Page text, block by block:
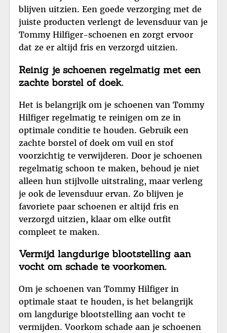
blijven uitzien. Een goede verzorging met de
juiste producten verlengt de levensduur van je
Tommy Hilfiger-schoenen en zorgt ervoor
dat ze er altijd fris en verzorgd uitzien.
Reinig je schoenen regelmatig met een
zachte borstel of doek.
Het is belangrijk om je schoenen van Tommy
Hilfiger regelmatig te reinigen om ze in
optimale conditie te houden. Gebruik een
zachte borstel of doek om vuil en stof
voorzichtig te verwijderen. Door je schoenen
regelmatig schoon te maken, behoud je niet
alleen hun stijlvolle uitstraling, maar verleng
je ook de levensduur ervan. Zo blijven je
favoriete paar schoenen er altijd fris en
verzorgd uitzien, klaar om elke outfit
compleet te maken.
Vermijd langdurige blootstelling aan
vocht om schade te voorkomen.
Om je schoenen van Tommy Hilfiger in
optimale staat te houden, is het belangrijk
om langdurige blootstelling aan vocht te
vermijden. Voorkom schade aan je schoenen